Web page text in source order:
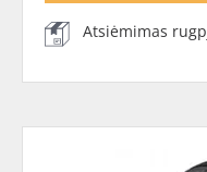
Atsiėmimas